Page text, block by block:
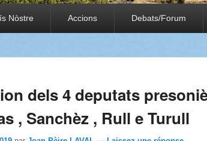
Nòstre Accions Debats/Forum
dels 4 deputats
, Sanchèz , Rull e Turull